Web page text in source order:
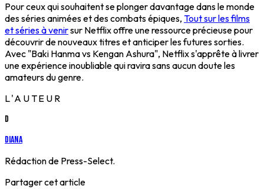
Pour ceux qui souhaitent se plonger davantage dans le monde
des séries animées et des combats épiques, Tout sur les films
et séries à venirsur Netflix offre une ressource précieuse pour
découvrir de nouveaux titres et anticiper les futures sorties.
Avec "Baki Hanma vs Kengan Ashura", Netflix s'apprête à livrer
une expérience inoubliable qui ravira sans aucun doute les
amateurs du genre.
L'AUTEUR
D
Diana
Rédaction de Press-Select.
Partager cet article